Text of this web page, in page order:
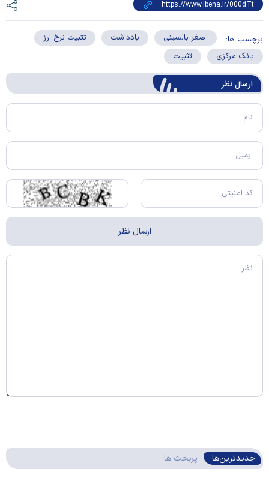
برچسب ها: اصغر بالسینی یادداشت
تثبیت نرخ ارز
بانک مرکزی
تثبیت
ارسال‌ نظر
جدیدترین‌ها پربحث ها